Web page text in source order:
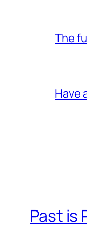
The
Have
Past is